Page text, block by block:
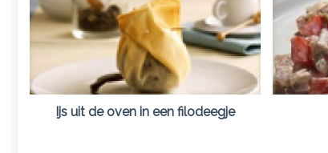
Ijs uit de oven in een filodeegje